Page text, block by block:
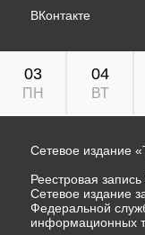
ВКонтакте
03
ПН
04
ВТ
Сетевое издание
Реестровая
Сетевое издание
Федеральной
информационных